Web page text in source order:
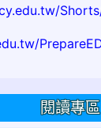
閱讀專區